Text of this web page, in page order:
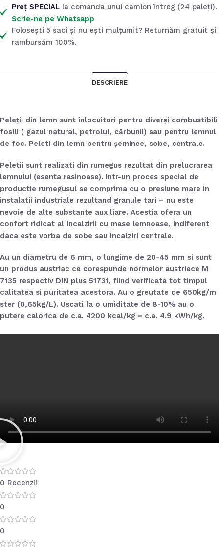
Preț SPECIAL la comanda unui camion întreg (24 paleți).
Scrie-ne pe Whatsapp
Folosești 5 saci și nu ești mulțumit? Returnăm gratuit și
rambursăm 100%.
DESCRIERE
Peleții din lemn sunt înlocuitori pentru diverși combustibili
fosili ( gazul natural, petrolul, cărbunii) sau pentru lemnul
de foc. Peleti din lemn pentru șeminee, sobe, centrale.
Peletii sunt realizati din rumegus rezultat din prelucrarea
lemnului (esenta rasinoase). Intr-un proces special de
productie rumegusul se comprima cu o presiune mare in
instalatii industriale rezultand granule tari – nu este
nevoie de alte substante auxiliare. Acestia ofera un
confort ridicat al incalzirii cu mase lemnoase, indiferent
daca este vorba de sobe sau incalziri centrale.
Au un diametru de 6 mm, o lungime de 20-45 mm si sunt
un produs austriac ce corespunde normelor austriece M
7135 respectiv DIN plus 51731, fiind verificata tot timpul
calitatea si puritatea acestora. Au o greutate de 650kg/m
ster (0,65kg/L). Uscati la o umiditate de 8-10% au o
putere calorica de c.a. 4200 kcal/kg = c.a. 4.9 kWh/kg.
0 Recenzii
0
0